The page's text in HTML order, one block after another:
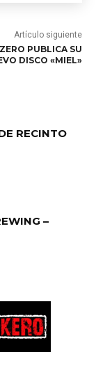
Artículo siguiente
PUBLICA SU
DISCO «MIEL»
RECINTO
–